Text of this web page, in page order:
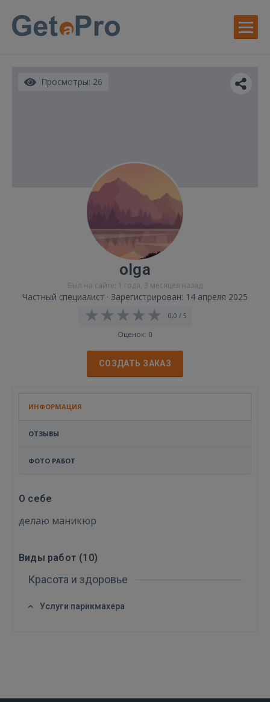
Просмотры: 26
olga
Был на сайте: 1 года, 3 месяцев назад
Частный специалист · Зарегистрирован: 14 апреля 2025
0,0 / 5
Оценок: 0
СОЗДАТЬ ЗАКАЗ
ИНФОРМАЦИЯ
ОТЗЫВЫ
ФОТО РАБОТ
О себе
делаю маникюр
Виды работ (10)
Красота и здоровье
Услуги парикмахера